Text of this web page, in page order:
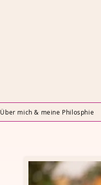
Über mich & meine Philosphie